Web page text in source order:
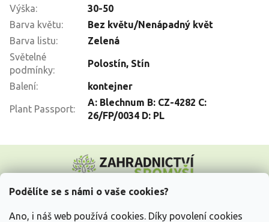
Podělíte se s námi o vaše cookies?
Ano, i náš web používá cookies. Díky povolení cookies
Výška:
30-50
Barva květu:
Bez květu/Nenápadný květ
Barva listu:
Zelená
Světelné
podmínky:
Polostín, Stín
Balení: kontejner
Plant Passport:
A: Blechnum B: CZ-4282 C:
26/FP/0034 D: PL
p
Vše o nákupu